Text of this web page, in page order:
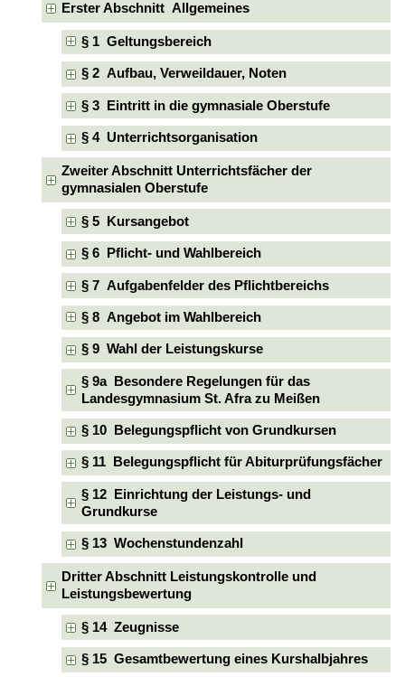
Erster Abschnitt Allgemeines
§ 1 Geltungsbereich
§ 2 Aufbau, Verweildauer, Noten
§ 3 Eintritt in die gymnasiale Oberstufe
§ 4 Unterrichtsorganisation
Zweiter Abschnitt Unterrichtsfächer der
gymnasialen Oberstufe
§ 5 Kursangebot
§ 6 Pflicht- und Wahlbereich
§ 7 Aufgabenfelder des Pflichtbereichs
§ 8 Angebot im Wahlbereich
§ 9 Wahl der Leistungskurse
§ 9a Besondere Regelungen für das
Landesgymnasium St. Afra zu Meißen
§ 10 Belegungspflicht von Grundkursen
§ 11 Belegungspflicht für Abiturprüfungsfächer
§ 12 Einrichtung der Leistungs- und
Grundkurse
§ 13 Wochenstundenzahl
Dritter Abschnitt Leistungskontrolle und
Leistungsbewertung
§ 14 Zeugnisse
§ 15 Gesamtbewertung eines Kurshalbjahres